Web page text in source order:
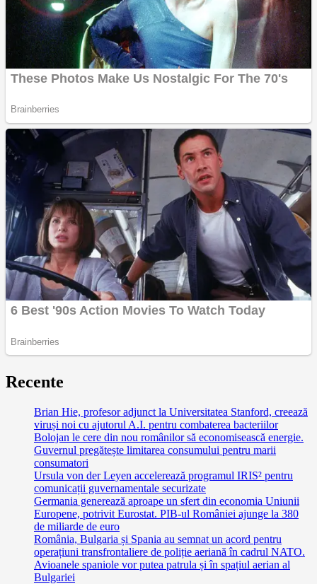
Recente
Brian Hie, profesor adjunct la Universitatea Stanford, creează
viruși noi cu ajutorul A.I. pentru combaterea bacteriilor
Bolojan le cere din nou românilor să economisească energie.
Guvernul pregătește limitarea consumului pentru marii
consumatori
Ursula von der Leyen accelerează programul IRIS² pentru
comunicații guvernamentale securizate
Germania generează aproape un sfert din economia Uniunii
Europene, potrivit Eurostat. PIB-ul României ajunge la 380
de miliarde de euro
România, Bulgaria și Spania au semnat un acord pentru
operațiuni transfrontaliere de poliție aeriană în cadrul NATO.
Avioanele spaniole vor putea patrula și în spațiul aerian al
Bulgariei